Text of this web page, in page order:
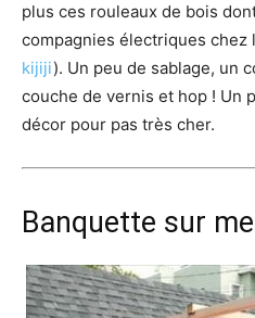
plus ces rouleaux de bois
compagnies électriques chez
kijiji). Un peu de sablage, un
couche de vernis et hop ! Un
décor pour pas très cher.
Banquette sur